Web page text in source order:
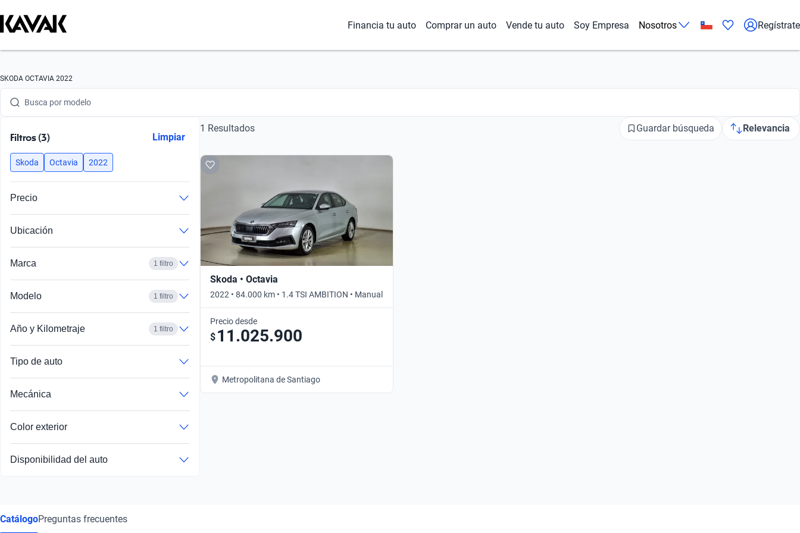
Financia tu auto Comprar un auto Vende tu auto Soy Empresa Nosotros Regístrate
SKODA OCTAVIA 2022
Busca por marca
Busca por modelo
Busca por año
Busca por marca
Busca por versión
Busca por año
Filtros (3) Limpiar
Skoda Octavia 2022
Precio
Ubicación
Marca 1 filtro
Modelo 1 filtro
Año y Kilometraje 1 filtro
Tipo de auto
Mecánica
Color exterior
Disponibilidad del auto
1 Resultados Guardar búsqueda Relevancia
Skoda • Octavia
2022 • 84.000 km • 1.4 TSI AMBITION • Manual
Precio desde
$ 11.025.900
Metropolitana de Santiago
CatálogoPreguntas frecuentes